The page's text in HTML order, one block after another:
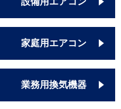
家庭用エアコン
業務用換気機器